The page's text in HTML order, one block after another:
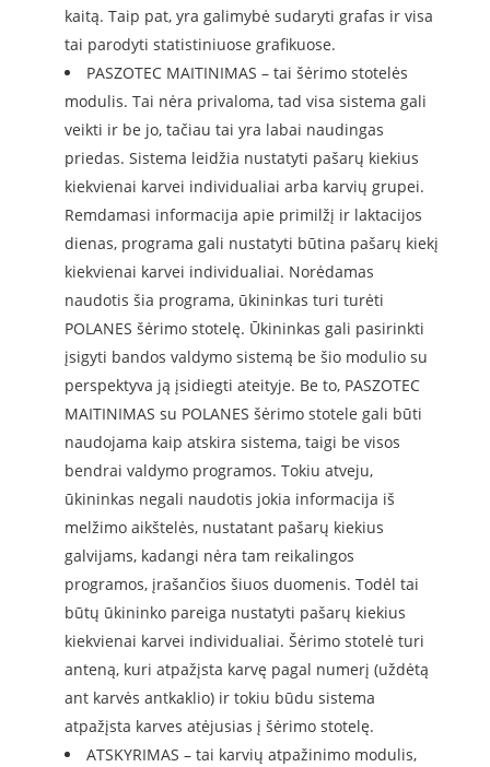
kaitą. Taip pat, yra galimybė sudaryti grafas ir visa
tai parodyti statistiniuose grafikuose.
PASZOTEC MAITINIMAS – tai šėrimo stotelės
modulis. Tai nėra privaloma, tad visa sistema gali
veikti ir be jo, tačiau tai yra labai naudingas
priedas. Sistema leidžia nustatyti pašarų kiekius
kiekvienai karvei individualiai arba karvių grupei.
Remdamasi informacija apie primilžį ir laktacijos
dienas, programa gali nustatyti būtina pašarų kiekį
kiekvienai karvei individualiai. Norėdamas
naudotis šia programa, ūkininkas turi turėti
POLANES šėrimo stotelę. Ūkininkas gali pasirinkti
įsigyti bandos valdymo sistemą be šio modulio su
perspektyva ją įsidiegti ateityje. Be to, PASZOTEC
MAITINIMAS su POLANES šėrimo stotele gali būti
naudojama kaip atskira sistema, taigi be visos
bendrai valdymo programos. Tokiu atveju,
ūkininkas negali naudotis jokia informacija iš
melžimo aikštelės, nustatant pašarų kiekius
galvijams, kadangi nėra tam reikalingos
programos, įrašančios šiuos duomenis. Todėl tai
būtų ūkininko pareiga nustatyti pašarų kiekius
kiekvienai karvei individualiai. Šėrimo stotelė turi
anteną, kuri atpažįsta karvę pagal numerį (uždėtą
ant karvės antkaklio) ir tokiu būdu sistema
atpažįsta karves atėjusias į šėrimo stotelę.
ATSKYRIMAS – tai karvių atpažinimo modulis,